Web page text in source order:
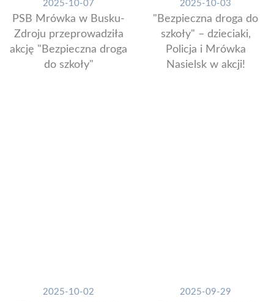
2025-10-07
PSB Mrówka w Busku-
Zdroju przeprowadziła
akcję "Bezpieczna droga
do szkoły"
2025-10-03
"Bezpieczna droga do
szkoły" – dzieciaki,
Policja i Mrówka
Nasielsk w akcji!
2025-10-02 2025-09-29